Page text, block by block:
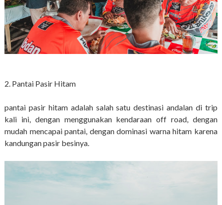
2. Pantai Pasir Hitam
pantai pasir hitam adalah salah satu destinasi andalan di trip
kali ini, dengan menggunakan kendaraan off road, dengan
mudah mencapai pantai, dengan dominasi warna hitam karena
kandungan pasir besinya.